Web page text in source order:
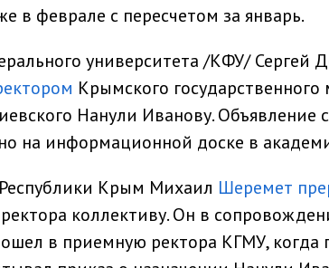
в феврале с пересчетом за январь.
университета /КФУ/ Сергей
Крымского
Нанули Иванову. Объявление
на информационной доске в
Крым Михаил Шеремет
коллективу. Он в
в приемную ректора КГМУ, когда